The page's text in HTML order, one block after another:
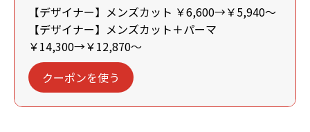
【デザイナー】メンズカット ￥6,600→￥5,940～
【デザイナー】メンズカット＋パーマ
￥14,300→￥12,870～
クーポンを使う